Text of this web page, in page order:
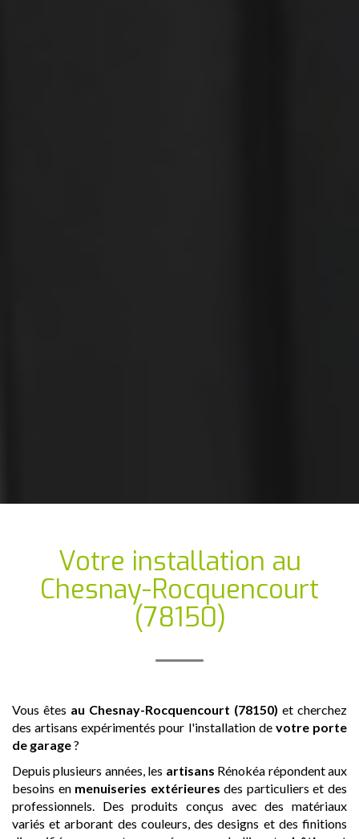
Votre installation au
Chesnay-Rocquencourt
(78150)
Vous êtes au Chesnay-Rocquencourt (78150) et cherchez
des artisans expérimentés pour l'installation de votre porte
de garage?
Depuis plusieurs années, les artisans Rénokéa répondent aux
besoins en menuiseries extérieures des particuliers et des
professionnels. Des produits conçus avec des matériaux
variés et arborant des couleurs, des designs et des finitions